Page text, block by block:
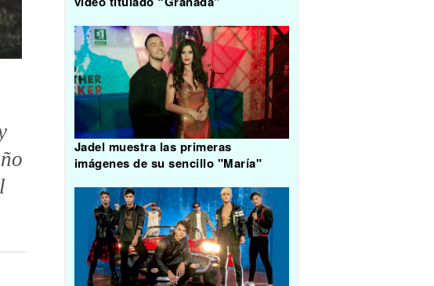
Jadel muestra las primeras
imágenes de su sencillo "María"